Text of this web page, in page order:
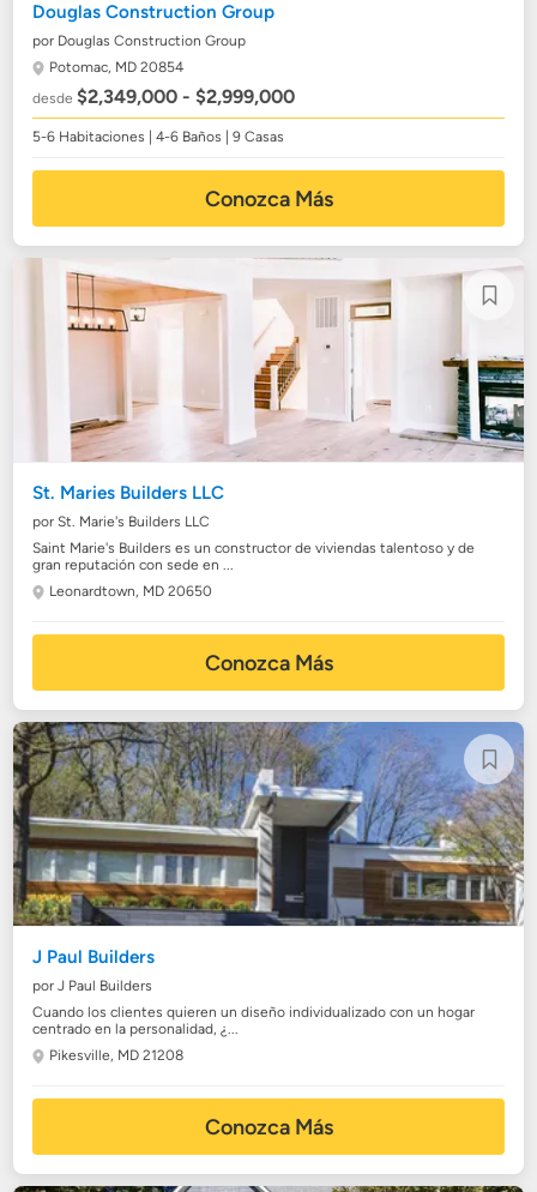
Douglas Construction Group
por Douglas Construction Group
Potomac, MD 20854
desde$2,349,000 - $2,999,000
5-6 Habitaciones | 4-6 Baños | 9 Casas
Conozca Más
St. Maries Builders LLC
por St. Marie's Builders LLC
Saint Marie's Builders es un constructor de viviendas talentoso y de
gran reputación con sede en ...
Leonardtown, MD 20650
Conozca Más
J Paul Builders
por J Paul Builders
Cuando los clientes quieren un diseño individualizado con un hogar
centrado en la personalidad, ¿...
Pikesville, MD 21208
Conozca Más